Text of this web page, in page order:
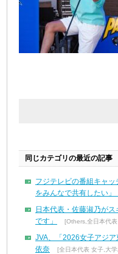
同じカテゴリの最近の記事
フジテレビの番組キャ
をみんなで共有したい
日本代表・佐藤淑乃が
です」
[Others,全日本代
JVA、「2026女子アジ
依奈
[全日本代表 女子,大